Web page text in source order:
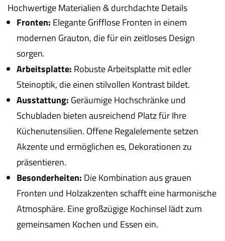
Hochwertige Materialien & durchdachte Details
Fronten: Elegante Grifflose Fronten in einem
modernen Grauton, die für ein zeitloses Design
sorgen.
Arbeitsplatte: Robuste Arbeitsplatte mit edler
Steinoptik, die einen stilvollen Kontrast bildet.
Ausstattung: Geräumige Hochschränke und
Schubladen bieten ausreichend Platz für Ihre
Küchenutensilien. Offene Regalelemente setzen
Akzente und ermöglichen es, Dekorationen zu
präsentieren.
Besonderheiten: Die Kombination aus grauen
Fronten und Holzakzenten schafft eine harmonische
Atmosphäre. Eine großzügige Kochinsel lädt zum
gemeinsamen Kochen und Essen ein.